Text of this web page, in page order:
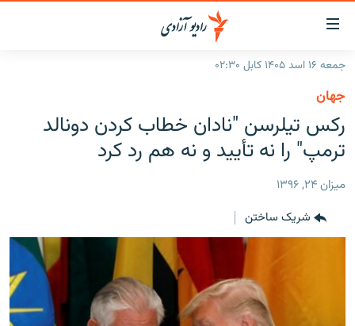
لینک‌های
قابل
دسترسی
متن
اصلی
بازگشت
منوی
مراجعه
گزارش‌ها
افغانستان
جهان
خبرها
جدول نشرات
مصاحبه‌ها
برنامه‌ها
بحران مهاجرت
جمعه ۱۶ اسد ۱۴۰۵ کابل ۰۲:۳۰
جهان
رکس تیلرسن "نادان خطاب کردن دونالد
ترمپ" را نه تأیید و نه هم رد کرد
ميزان ۲۴, ۱۳۹۶
شریک ساختن